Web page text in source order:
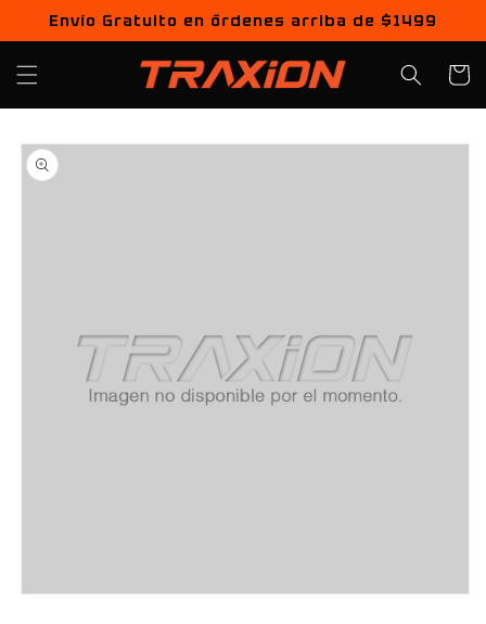
directamente
al contenido
Envío Gratuito en órdenes arriba de $1499
Carrito
directamente
a la
información